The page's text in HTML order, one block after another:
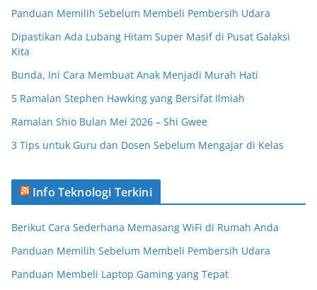
Panduan Memilih Sebelum Membeli Pembersih Udara
Dipastikan Ada Lubang Hitam Super Masif di Pusat Galaksi
Kita
Bunda, Ini Cara Membuat Anak Menjadi Murah Hati
5 Ramalan Stephen Hawking yang Bersifat Ilmiah
Ramalan Shio Bulan Mei 2026 – Shi Gwee
3 Tips untuk Guru dan Dosen Sebelum Mengajar di Kelas
Info Teknologi Terkini
Berikut Cara Sederhana Memasang WiFi di Rumah Anda
Panduan Memilih Sebelum Membeli Pembersih Udara
Panduan Membeli Laptop Gaming yang Tepat